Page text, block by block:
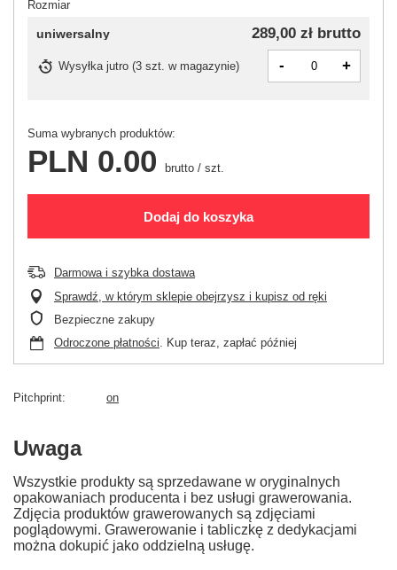
Rozmiar
uniwersalny 289,00 zł brutto
Wysyłka jutro (3 szt. w magazynie) - +
Suma wybranych produktów:
PLN 0.00 brutto / szt.
Dodaj do koszyka
Darmowa i szybka dostawa
Sprawdź, w którym sklepie obejrzysz i kupisz od ręki
Bezpieczne zakupy
Odroczone płatności. Kup teraz, zapłać później
Pitchprint on
Uwaga
Wszystkie produkty są sprzedawane w oryginalnych
opakowaniach producenta i bez usługi grawerowania.
Zdjęcia produktów grawerowanych są zdjęciami
poglądowymi. Grawerowanie i tabliczkę z dedykacjami
można dokupić jako oddzielną usługę.